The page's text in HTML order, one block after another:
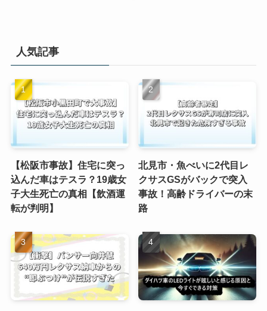
人気記事
【松阪市事故】住宅に突っ
込んだ車はテスラ？19歳女
子大生死亡の真相【飲酒運
転が判明】
北見市・魚べいに2代目レ
クサスGSがバックで突入
事故！高齢ドライバーの末
路